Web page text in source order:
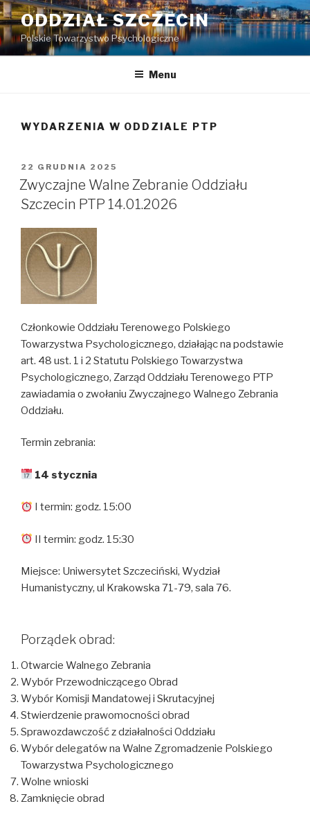
Przejdź
do
treści
ODDZIAŁ SZCZECIN
Polskie Towarzystwo Psychologiczne
Menu
WYDARZENIA W ODDZIALE PTP
OPUBLIKOWANE
W
22 GRUDNIA 2025
Zwyczajne Walne Zebranie Oddziału
Szczecin PTP 14.01.2026
Członkowie Oddziału Terenowego Polskiego
Towarzystwa Psychologicznego, działając na podstawie
art. 48 ust. 1 i 2 Statutu Polskiego Towarzystwa
Psychologicznego, Zarząd Oddziału Terenowego PTP
zawiadamia o zwołaniu Zwyczajnego Walnego Zebrania
Oddziału.
Termin zebrania:
14 stycznia
I termin: godz. 15:00
II termin: godz. 15:30
Miejsce: Uniwersytet Szczeciński, Wydział
Humanistyczny, ul Krakowska 71-79, sala 76.
Porządek obrad:
Otwarcie Walnego Zebrania
Wybór Przewodniczącego Obrad
Wybór Komisji Mandatowej i Skrutacyjnej
Stwierdzenie prawomocności obrad
Sprawozdawczość z działalności Oddziału
Wybór delegatów na Walne Zgromadzenie Polskiego
Towarzystwa Psychologicznego
Wolne wnioski
Zamknięcie obrad